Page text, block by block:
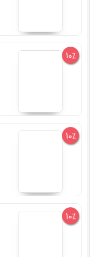
10%
10%
10%